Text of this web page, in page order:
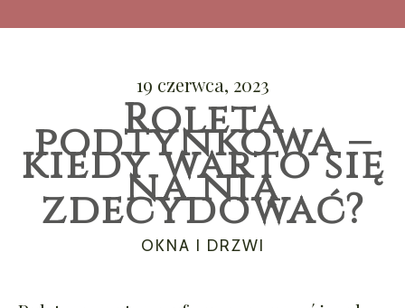
19 czerwca, 2023
Roleta
podtynkowa –
kiedy warto się
na nią
zdecydować?
CATEGORIES
OKNA I DRZWI